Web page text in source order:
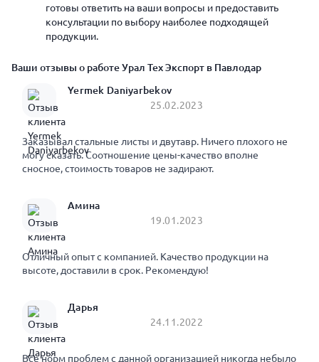
готовы ответить на ваши вопросы и предоставить
консультации по выбору наиболее подходящей
продукции.
Ваши отзывы о работе Урал Тех Экспорт в Павлодар
Yermek Daniyarbekov
25.02.2023
Заказывал стальные листы и двутавр. Ничего плохого не
могу сказать. Соотношение цены-качество вполне
сносное, стоимость товаров не задирают.
Амина
19.01.2023
Отличный опыт с компанией. Качество продукции на
высоте, доставили в срок. Рекомендую!
Дарья
24.11.2022
Все норм проблем с данной организацией никогда небыло